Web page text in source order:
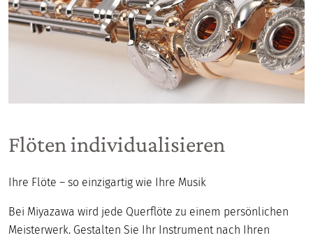
Flöten individualisieren
Ihre Flöte – so einzigartig wie Ihre Musik
Bei Miyazawa wird jede Querflöte zu einem persönlichen
Meisterwerk. Gestalten Sie Ihr Instrument nach Ihren